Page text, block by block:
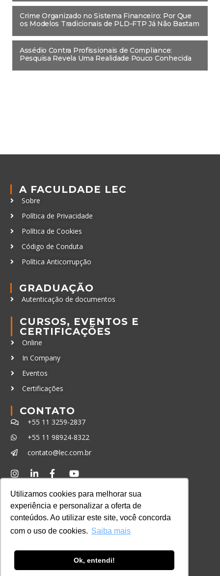
Utilizamos cookies para melhorar sua
experiência e personalizar a oferta de
conteúdos. Ao utilizar este site, você concorda
com o uso de cookies. Saiba mais
Ok, entendi!
Crime Organizado no Sistema Financeiro: Por Que
os Modelos Tradicionais de PLD-FTP Já Não Bastam
Assédio Contra Profissionais de Compliance:
Pesquisa Revela Uma Realidade Pouco Conhecida
A FACULDADE LEC
Sobre
Política de Privacidade
Política de Cookies
Código de Conduta
Política Anticorrupção
GRADUAÇÃO
Autenticação de documentos
CURSOS, EVENTOS E
CERTIFICAÇÕES
Online
In Company
Eventos
Certificações
CONTATO
+55 11 3259-2837
+55 11 98924-8322
contato@lec.com.br
Consulte aqui o cadastro da Instituição no
Sistema e-MEC